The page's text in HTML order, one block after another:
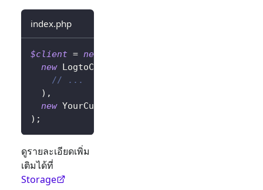
index.php
$client = new
new LogtoConfig
// ...
) ,
new YourCustomStorage
) ;
ดูรายละเอียดเพิ่ม
เติมได้ที่
Storage